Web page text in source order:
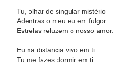
Tu, olhar de singular mistério
Adentras o meu eu em fulgor
Estrelas reluzem o nosso amor.
Eu na distância vivo em ti
Tu me fazes dormir em ti